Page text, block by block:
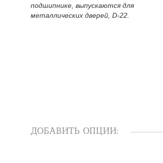
подшипнике, выпускаются для
металлических дверей, D-22.
ДОБАВИТЬ ОПЦИИ: